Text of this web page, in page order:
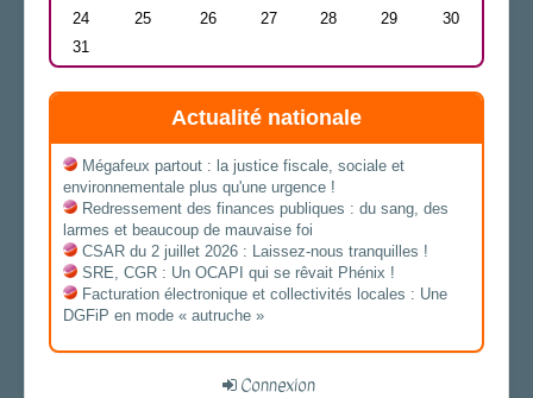
24
25 26 27 28 29
30
31
Actualité nationale
Mégafeux partout : la justice fiscale, sociale et
environnementale plus qu'une urgence !
Redressement des finances publiques : du sang, des
larmes et beaucoup de mauvaise foi
CSAR du 2 juillet 2026 : Laissez-nous tranquilles !
SRE, CGR : Un OCAPI qui se rêvait Phénix !
Facturation électronique et collectivités locales : Une
DGFiP en mode « autruche »
Connexion